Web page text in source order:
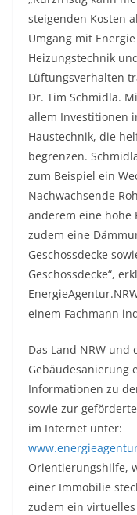
steigenden Kosten
Umgang mit
Heizungstechnik
Lüftungsverhalten
Dr. Tim Schmidla.
allem Investitionen
Haustechnik, die
begrenzen.
zum Beispiel ein
Nachwachsende
anderem eine hohe
zudem eine
Geschossdecke
Geschossdecke“,
einem Fachmann
Das Land NRW
Gebäudesanierung
Informationen zu
sowie zur
im Internet unter:
Orientierungshilfe,
einer Immobilie
zudem ein